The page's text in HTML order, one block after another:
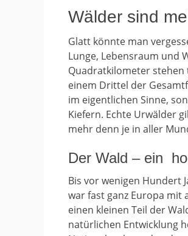
Wälder sind
Glatt könnte man
Lunge, Lebensraum und
Quadratkilometer stehen
einem Drittel der
im eigentlichen Sinne,
Kiefern. Echte Urwälder
mehr denn je in aller
Der Wald – ein
Bis vor wenigen Hundert
war fast ganz Europa mit
einen kleinen Teil der
natürlichen Entwicklung